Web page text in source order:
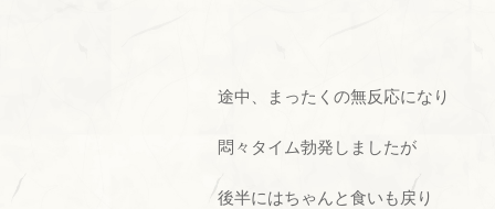
途中、まったくの無反応になり
悶々タイム勃発しましたが
後半にはちゃんと食いも戻り